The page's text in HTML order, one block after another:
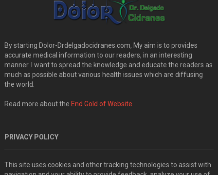
By starting Dolor-Drdelgadocidranes.com, My aim is to provides
accurate medical information to our readers, in an interesting
manner. I want to spread the knowledge and educate the readers as
much as possible about various health issues which are diffusing
the world.
Read more about the End Gold of Website
PRIVACY POLICY
This site uses cookies and other tracking technologies to assist with